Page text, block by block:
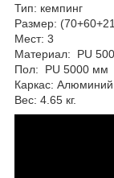
Тип: кемпинг
Размер:
Мест: 3
Материал: PU
Пол: PU 5000 мм
Каркас: Алюминий
Вес: 4.65 кг.